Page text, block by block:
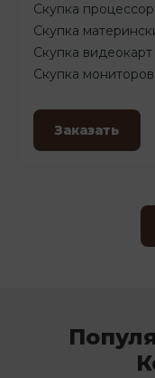
Скупка
Скупка
Скупка видеокарт
Скупка мониторов
Заказать